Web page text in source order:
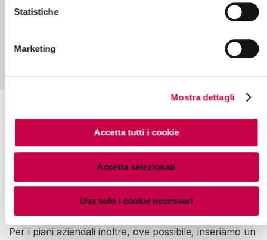
Statistiche
Marketing
Mostra dettagli
Accetta tutti i cookie
Accetta selezionati
Usa solo i cookie necessari
Desideri un piano
aziendale?
Se pensi che il nostro piano sia utile per tutto il tuo
dipartimento contattaci: saremo felici di inviarti un
preventivo ad hoc.
Per i piani aziendali inoltre, ove possibile, inseriamo un